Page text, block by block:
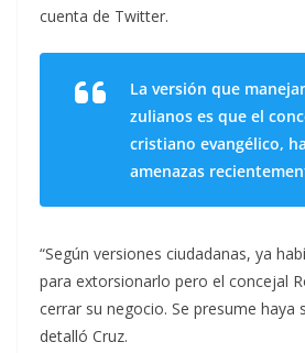
cuenta de Twitter.
La versión que
zulianos es que el
cristiano evangélico,
amenazas
“Según versiones ciudadanas, ya
para extorsionarlo pero el concejal
cerrar su negocio. Se presume haya
detalló Cruz.